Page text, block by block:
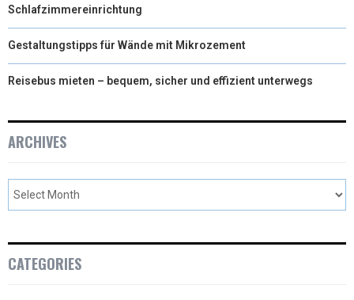
Schlafzimmereinrichtung
Gestaltungstipps für Wände mit Mikrozement
Reisebus mieten – bequem, sicher und effizient unterwegs
ARCHIVES
CATEGORIES